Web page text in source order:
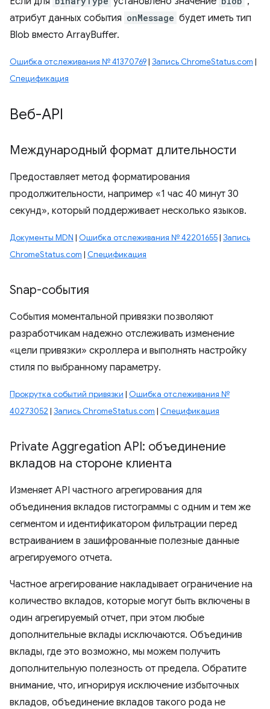
атрибут данных события onMessage будет иметь тип
Blob вместо ArrayBuffer.
Ошибка отслеживания № 41370769| Запись ChromeStatus.com |
Спецификация
Веб-API
Международный формат длительности
Предоставляет метод форматирования
продолжительности, например «1 час 40 минут 30
секунд», который поддерживает несколько языков.
Документы MDN | Ошибка отслеживания № 42201655| Запись
ChromeStatus.com | Спецификация
Snap-события
События моментальной привязки позволяют
разработчикам надежно отслеживать изменение
«цели привязки» скроллера и выполнять настройку
стиля по выбранному параметру.
Прокрутка событий привязки | Ошибка отслеживания №
40273052 | Запись ChromeStatus.com | Спецификация
Private Aggregation API: объединение
вкладов на стороне клиента
Изменяет API частного агрегирования для
объединения вкладов гистограммы с одним и тем же
сегментом и идентификатором фильтрации перед
встраиванием в зашифрованные полезные данные
агрегируемого отчета.
Частное агрегирование накладывает ограничение на
количество вкладов, которые могут быть включены в
один агрегируемый отчет, при этом любые
дополнительные вклады исключаются. Объединив
вклады, где это возможно, мы можем получить
дополнительную полезность от предела. Обратите
внимание, что, игнорируя исключение избыточных
вкладов, объединение вкладов такого рода не